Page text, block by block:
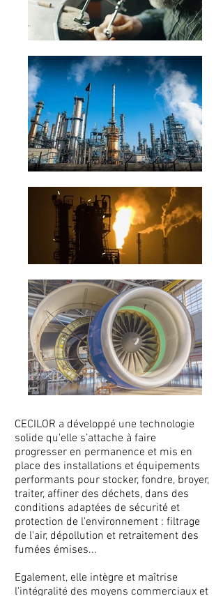
CECILOR a développé une technologie
solide qu'elle s’attache à faire
progresser en permanence et mis en
place des installations et équipements
performants pour stocker, fondre, broyer,
traiter, affiner des déchets, dans des
conditions adaptées de sécurité et
protection de l'environnement : filtrage
de l'air, dépollution et retraitement des
fumées émises...
Egalement, elle intègre et maîtrise
l'intégralité des moyens commerciaux et